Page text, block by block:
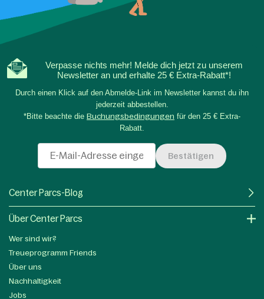
Verpasse nichts mehr! Melde dich jetzt zu unserem
Newsletter an und erhalte 25 € Extra-Rabatt*!
Durch einen Klick auf den Abmelde-Link im Newsletter kannst du ihn
jederzeit abbestellen.
*Bitte beachte die Buchungsbedingungen für den 25 € Extra-
Rabatt.
Bestätigen
Center Parcs-Blog
Über Center Parcs
Wer sind wir?
Treueprogramm Friends
Über uns
Nachhaltigkeit
Jobs